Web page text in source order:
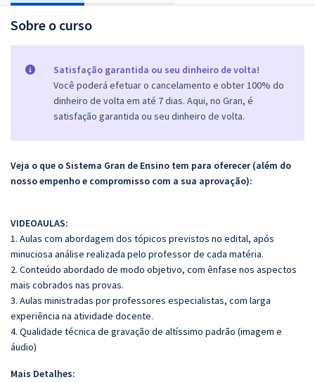
Sobre o curso
Satisfação garantida ou seu dinheiro de volta!
Você poderá efetuar o cancelamento e obter 100% do
dinheiro de volta em até 7 dias. Aqui, no Gran, é
satisfação garantida ou seu dinheiro de volta.
Veja o que o Sistema Gran de Ensino tem para oferecer (além do
nosso empenho e compromisso com a sua aprovação):
VIDEOAULAS:
1. Aulas com abordagem dos tópicos previstos no edital, após
minuciosa análise realizada pelo professor de cada matéria.
2. Conteúdo abordado de modo objetivo, com ênfase nos aspectos
mais cobrados nas provas.
3. Aulas ministradas por professores especialistas, com larga
experiência na atividade docente.
4. Qualidade técnica de gravação de altíssimo padrão (imagem e
áudio)
Mais Detalhes: